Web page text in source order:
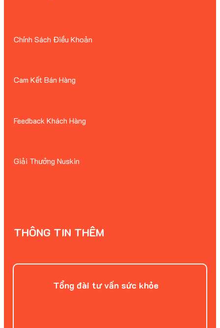
Chính Sách Điều Khoản
Cam Kết Bán Hàng
Feedback Khách Hàng
Giải Thưởng Nuskin
THÔNG TIN THÊM
Tổng đài tư vấn sức khỏe